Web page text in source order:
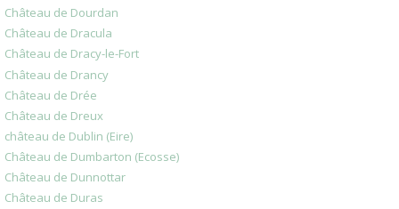
Château de Dourdan
Château de Dracula
Château de Dracy-le-Fort
Château de Drancy
Château de Drée
Château de Dreux
château de Dublin (Eire)
Château de Dumbarton (Ecosse)
Château de Dunnottar
Château de Duras